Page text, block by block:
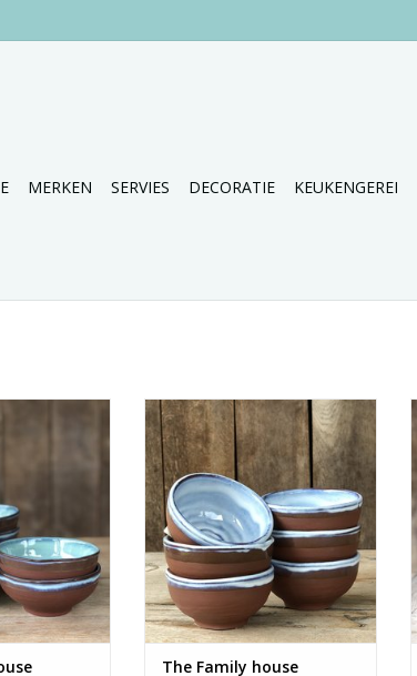
MERKEN SERVIES DECORATIE KEUKENGEREI
Prachtige set van 6 terracotta
schaaltjes.
TOEVOEGEN AAN WINKELWAGEN
The Family house